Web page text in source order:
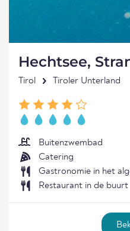
Hechtsee,
Tirol Tiroler Unterland
Buitenzwembad
Catering
Gastronomie in het
Restaurant in de buurt